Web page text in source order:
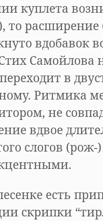
куплета
то расширение
вдобавок
Стих
в
Ритмика
не
вдвое
слогов (рож-)
есть
скрипки